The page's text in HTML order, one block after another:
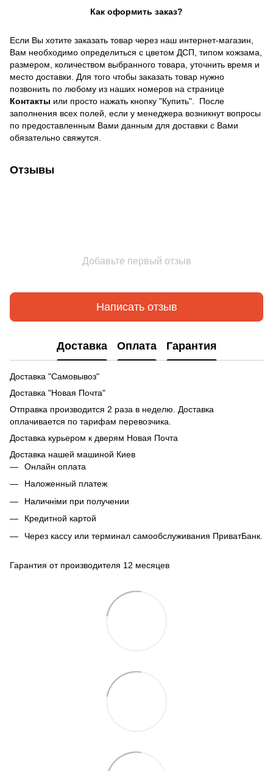
Как оформить заказ?
Если Вы хотите заказать товар через наш интернет-магазин,
Вам необходимо определиться с цветом ДСП, типом кожзама,
размером, количеством выбранного товара, уточнить время и
место доставки. Для того чтобы заказать товар нужно
позвонить по любому из наших номеров на странице
Контакты или просто нажать кнопку "Купить". После
заполнения всех полей, если у менеджера возникнут вопросы
по предоставленным Вами данным для доставки с Вами
обязательно свяжутся.
Отзывы
Добавьте первый отзыв
Написать отзыв
Доставка Оплата Гарантия
Доставка "Самовывоз"
Доставка "Новая Почта"
Отправка производится 2 раза в неделю. Доставка
оплачивается по тарифам перевозчика.
Доставка курьером к дверям Новая Почта
Доставка нашей машиной Киев
Онлайн оплата
Наложенный платеж
Наличніми при получении
Кредитной картой
Через кассу или терминал самообслуживания ПриватБанк.
Гарантия от производителя 12 месяцев